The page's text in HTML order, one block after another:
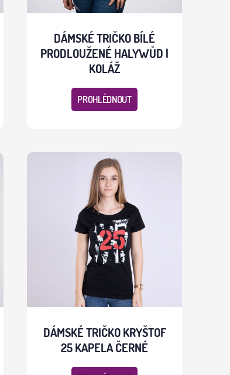
DÁMSKÉ TRIČKO BÍLÉ
PRODLOUŽENÉ HALYWŮD |
KOLÁŽ
PROHLÉDNOUT
DÁMSKÉ TRIČKO KRYŠTOF
25 KAPELA ČERNÉ